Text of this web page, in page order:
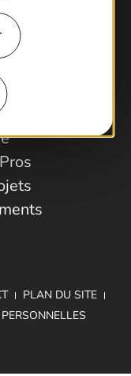
PLAN DU SITE